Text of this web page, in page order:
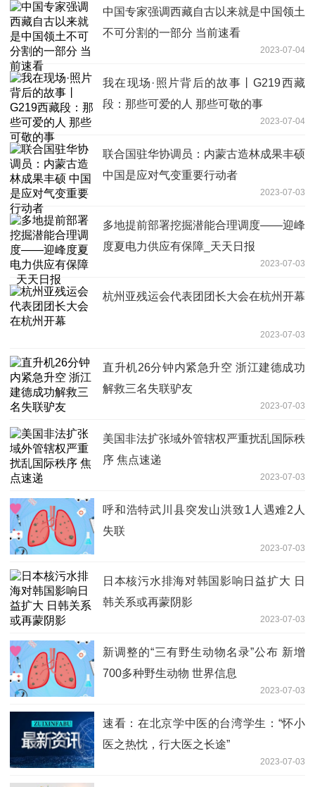
中国专家强调西藏自古以来就是中国领土
不可分割的一部分 当前速看
2023-07-04
我在现场·照片背后的故事丨G219西藏
段：那些可爱的人 那些可敬的事
2023-07-04
联合国驻华协调员：内蒙古造林成果丰硕
中国是应对气变重要行动者
2023-07-03
多地提前部署挖掘潜能合理调度——迎峰
度夏电力供应有保障_天天日报
2023-07-03
杭州亚残运会代表团团长大会在杭州开幕
2023-07-03
直升机26分钟内紧急升空 浙江建德成功
解救三名失联驴友
2023-07-03
美国非法扩张域外管辖权严重扰乱国际秩
序 焦点速递
2023-07-03
呼和浩特武川县突发山洪致1人遇难2人
失联
2023-07-03
日本核污水排海对韩国影响日益扩大 日
韩关系或再蒙阴影
2023-07-03
新调整的“三有野生动物名录”公布 新增
700多种野生动物 世界信息
2023-07-03
速看：在北京学中医的台湾学生：“怀小
医之热忱，行大医之长途”
2023-07-03